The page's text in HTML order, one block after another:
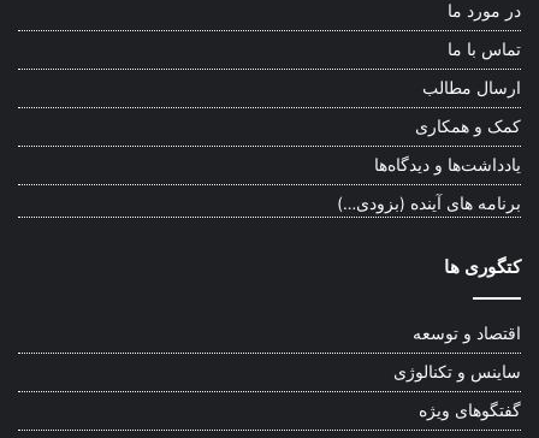
در مورد ما
تماس با ما
ارسال مطالب
کمک و همکاری
یادداشت‌ها و دیدگاه‌ها
برنامه های آینده (بزودی…)
کتگوری ها
اقتصاد و توسعه
ساینس و تکنالوژی
گفتگوهای ویژه